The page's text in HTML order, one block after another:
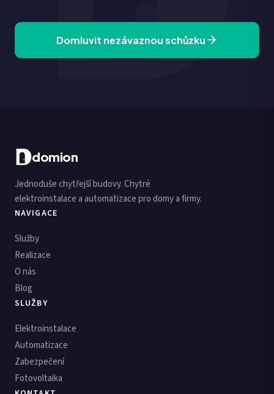
Domluvit nezávaznou schůzku
domion
Jednoduše chytřejší budovy. Chytré
elektroinstalace a automatizace pro domy a firmy.
NAVIGACE
Služby
Realizace
O nás
Blog
SLUŽBY
Elektroinstalace
Automatizace
Zabezpečení
Fotovoltaika